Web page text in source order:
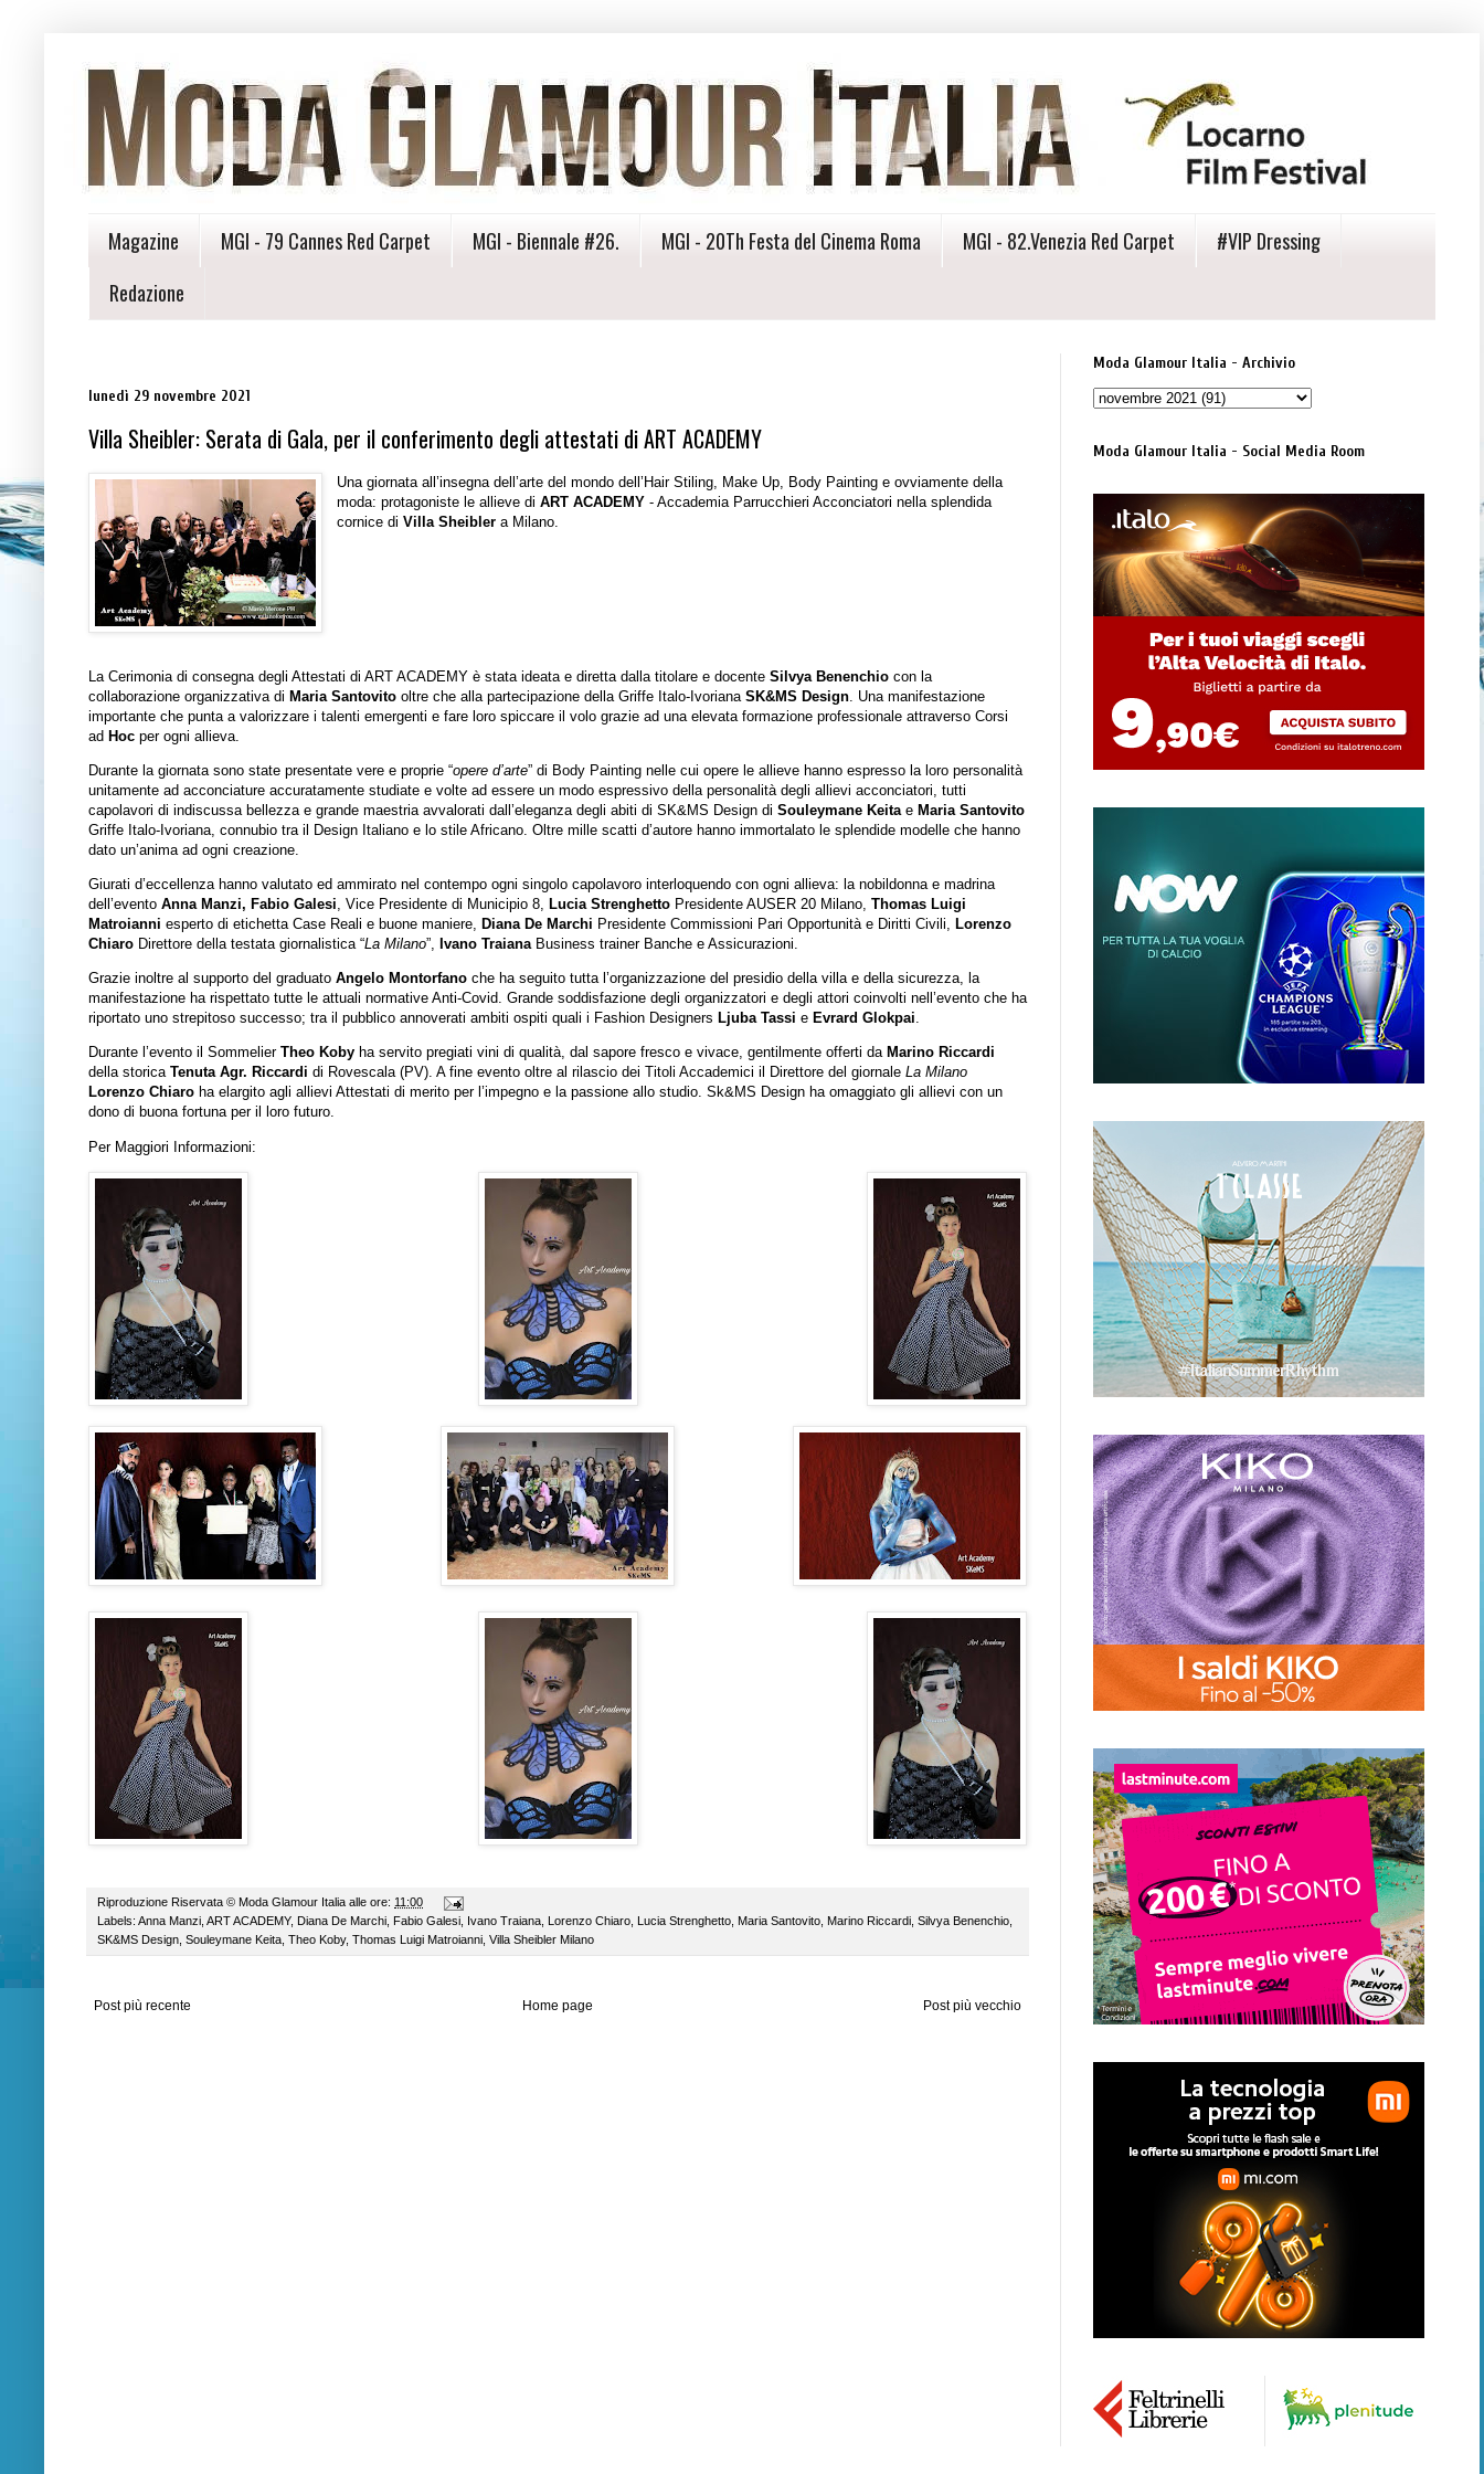
Magazine MGI - 79 Cannes Red Carpet MGI - Biennale #26. MGI - 20Th Festa del Cinema Roma MGI - 82.Venezia Red Carpet
#VIP Dressing
Redazione
lunedì 29 novembre 2021
Villa Sheibler: Serata di Gala, per il conferimento degli attestati di ART ACADEMY
Una giornata all’insegna dell’arte del mondo dell’Hair Stiling, Make Up, Body Painting e ovviamente della
moda: protagoniste le allieve diART ACADEMY - Accademia Parrucchieri Acconciatori nella splendida
cornice diVilla Sheibler a Milano.
La Cerimonia di consegna degli Attestati di ART ACADEMY è stata ideata e diretta dalla titolare e docente Silvya Benenchio con la
collaborazione organizzativa di Maria Santovito oltre che alla partecipazione della Griffe Italo-Ivoriana SK&MS Design . Una manifestazione
importante che punta a valorizzare i talenti emergenti e fare loro spiccare il volo grazie ad una elevata formazione professionale attraverso Corsi
ad Hoc per ogni allieva.
Durante la giornata sono state presentate vere e proprie “opere d’arte” di Body Painting nelle cui opere le allieve hanno espresso la loro personalità
unitamente ad acconciature accuratamente studiate e volte ad essere un modo espressivo della personalità degli allievi acconciatori, tutti
capolavori di indiscussa bellezza e grande maestria avvalorati dall’eleganza degli abiti di SK&MS Design di Souleymane Keita e Maria Santovito
Griffe Italo-Ivoriana, connubio tra il Design Italiano e lo stile Africano. Oltre mille scatti d’autore hanno immortalato le splendide modelle che hanno
dato un’anima ad ogni creazione.
Giurati d’eccellenza hanno valutato ed ammirato nel contempo ogni singolo capolavoro interloquendo con ogni allieva: la nobildonna e madrina
dell’evento Anna Manzi, Fabio Galesi , Vice Presidente di Municipio 8, Lucia Strenghetto Presidente AUSER 20 Milano, Thomas Luigi
Matroianni esperto di etichetta Case Reali e buone maniere, Diana De Marchi Presidente Commissioni Pari Opportunità e Diritti Civili,
Lorenzo
Chiaro Direttore della testata giornalistica “La Milano”, Ivano Traiana Business trainer Banche e Assicurazioni.
Grazie inoltre al supporto del graduato Angelo Montorfano che ha seguito tutta l’organizzazione del presidio della villa e della sicurezza, la
manifestazione ha rispettato tutte le attuali normative Anti-Covid. Grande soddisfazione degli organizzatori e degli attori coinvolti nell’evento che ha
riportato uno strepitoso successo; tra il pubblico annoverati ambiti ospiti quali i Fashion Designers Ljuba Tassi e Evrard Glokpai.
Durante l’evento il Sommelier Theo Koby ha servito pregiati vini di qualità, dal sapore fresco e vivace, gentilmente offerti da Marino Riccardi
della storica Tenuta Agr. Riccardi di Rovescala (PV). A fine evento oltre al rilascio dei Titoli Accademici il Direttore del giornale La Milano
Lorenzo Chiaro ha elargito agli allievi Attestati di merito per l’impegno e la passione allo studio. Sk&MS Design ha omaggiato gli allievi con un
dono di buona fortuna per il loro futuro.
Per Maggiori Informazioni:
Riproduzione Riservata © Moda Glamour Italia alle ore: 11:00
Labels: Anna Manzi ART ACADEMY, Diana De Marchi Fabio Galesi Ivano Traiana Lorenzo Chiaro Lucia Strenghetto Maria Santovito Marino Riccardi Silvya Benenchio
SK&MS Design Souleymane Keita Theo Koby, Thomas Luigi Matroianni Villa Sheibler Milano
Post più recente Post più vecchio
Home page
Moda Glamour Italia - Archivio
Moda Glamour Italia - Social Media Room